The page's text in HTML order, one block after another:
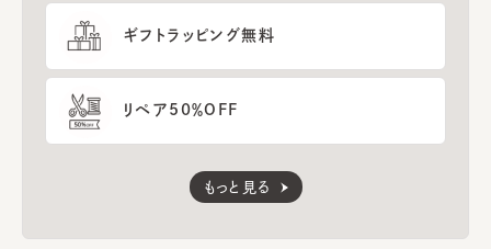
ギフトラッピング無料
リペア50％OFF
もっと見る